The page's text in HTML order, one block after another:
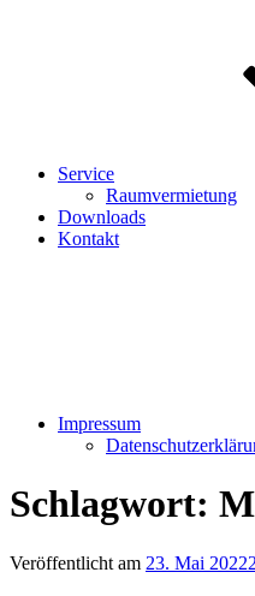
Service
Raumvermietung
Downloads
Kontakt
Impressum
Schlagwort:
Veröffentlicht am 23. Mai 2022